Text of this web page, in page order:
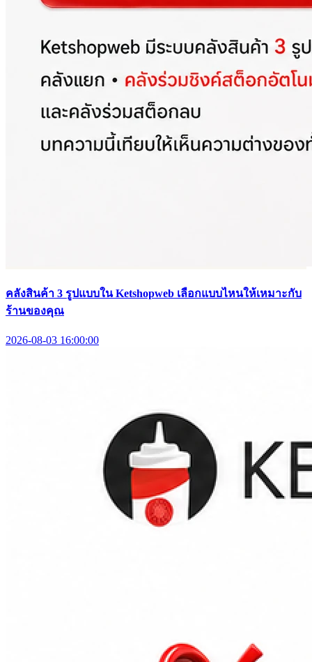
คลังสินค้า 3 รูปแบบใน Ketshopweb เลือกแบบไหนให้เหมาะกับ
ร้านของคุณ
2026-08-03 16:00:00